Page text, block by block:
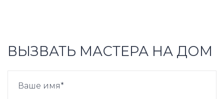
ВЫЗВАТЬ МАСТЕРА НА ДОМ